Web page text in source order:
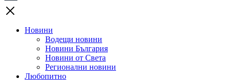
Новини
Водещи новини
Новини България
Новини от Света
Регионални новини
Любопитно